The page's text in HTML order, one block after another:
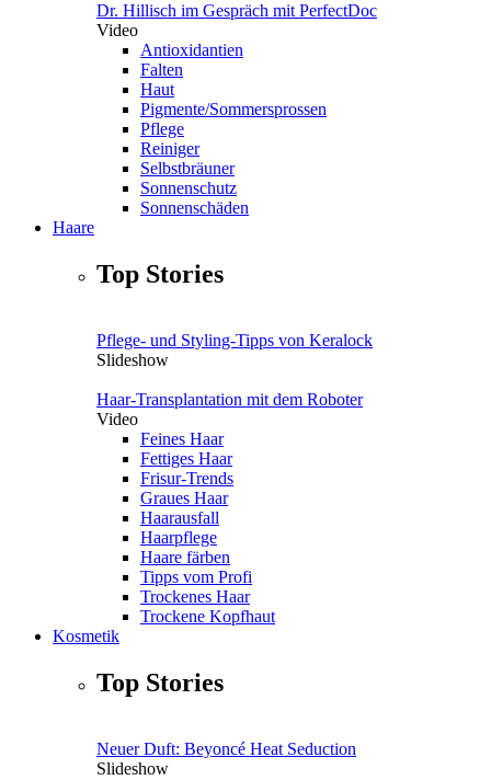
Dr. Hillisch im Gespräch mit PerfectDoc
Video
Antioxidantien
Falten
Haut
Pigmente/Sommersprossen
Pflege
Reiniger
Selbstbräuner
Sonnenschutz
Sonnenschäden
Haare
Top Stories
Pflege- und Styling-Tipps von Keralock
Slideshow
Haar-Transplantation mit dem Roboter
Video
Feines Haar
Fettiges Haar
Frisur-Trends
Graues Haar
Haarausfall
Haarpflege
Haare färben
Tipps vom Profi
Trockenes Haar
Trockene Kopfhaut
Kosmetik
Top Stories
Neuer Duft: Beyoncé Heat Seduction
Slideshow